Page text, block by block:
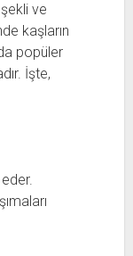
ve
kaşların
popüler
İşte,